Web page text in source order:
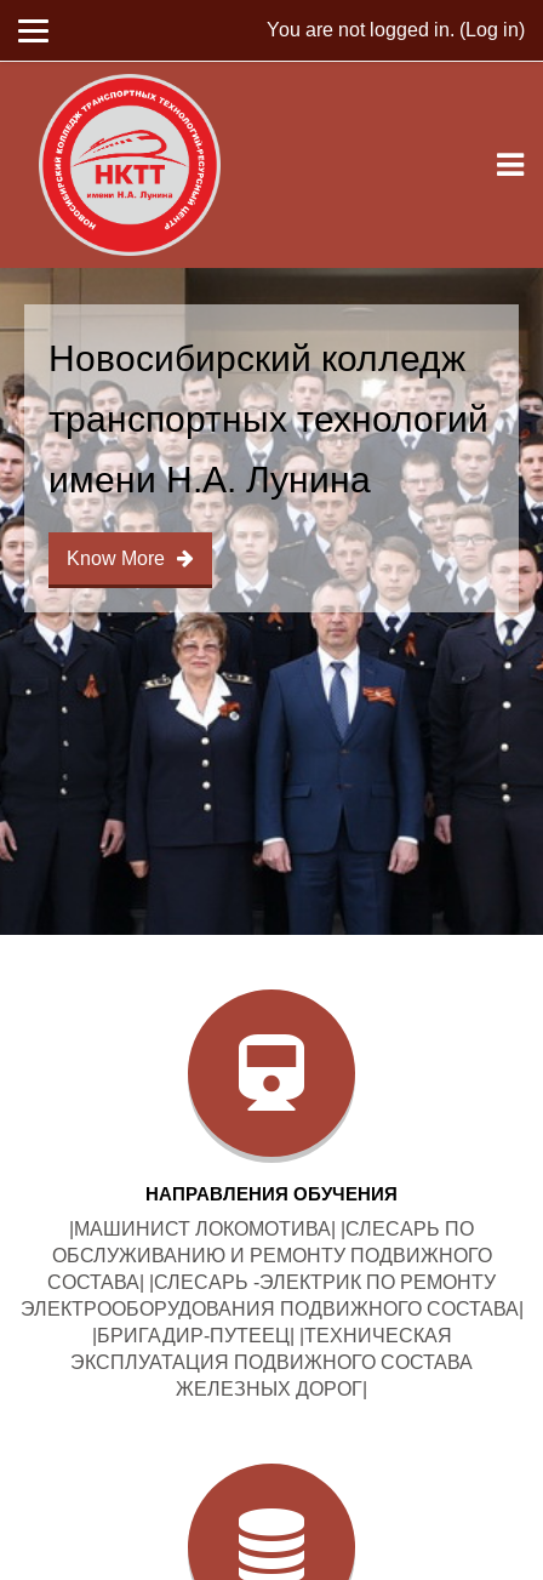
Skip to main content
You are not logged in. (Log in)
Новосибирский колледж
транспортных технологий
имени Н.А. Лунина
Know More
НАПРАВЛЕНИЯ ОБУЧЕНИЯ
|МАШИНИСТ ЛОКОМОТИВА| |СЛЕСАРЬ ПО
ОБСЛУЖИВАНИЮ И РЕМОНТУ ПОДВИЖНОГО
СОСТАВА| |СЛЕСАРЬ -ЭЛЕКТРИК ПО РЕМОНТУ
ЭЛЕКТРООБОРУДОВАНИЯ ПОДВИЖНОГО СОСТАВА|
|БРИГАДИР-ПУТЕЕЦ| |ТЕХНИЧЕСКАЯ
ЭКСПЛУАТАЦИЯ ПОДВИЖНОГО СОСТАВА
ЖЕЛЕЗНЫХ ДОРОГ|